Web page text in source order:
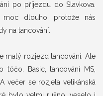
po příjezdu do Slavkova.
moc dlouho, protože nás
na tancování.
malý rozjezd tancování. Ale
Basic, tancování MS,
večer se rozjela velikánská